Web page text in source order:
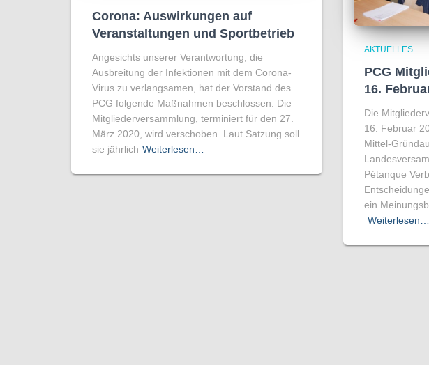
Corona: Auswirkungen auf
Veranstaltungen und Sportbetrieb
Angesichts unserer Verantwortung, die
Ausbreitung der Infektionen mit dem Corona-
Virus zu verlangsamen, hat der Vorstand des
PCG folgende Maßnahmen beschlossen: Die
Mitgliederversammlung, terminiert für den 27.
März 2020, wird verschoben. Laut Satzung soll
sie jährlich Weiterlesen…
AKTUELLES
PCG
16.
Die
16. Februar
Mittel-
Pétanque
ein
Weiterlesen…